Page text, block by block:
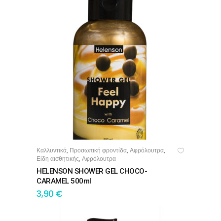
ΠΡΟΣΘΉΚΗ ΣΤΟ ΚΑΛΆΘΙ
Καλλυντικά, Προσωπική φροντίδα, Αφρόλουτρα,
Είδη αισθητικής, Αφρόλουτρα
HELENSON SHOWER GEL CHOCO-
CARAMEL 500ml
3,90 €